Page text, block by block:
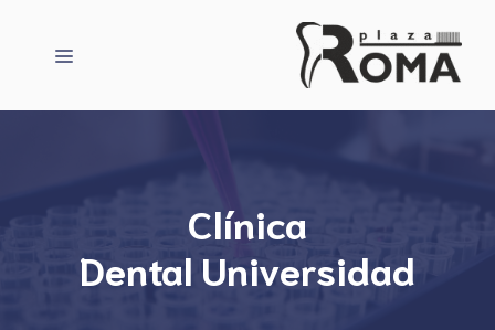
contenido
Menú
Clínica
Dental Universidad